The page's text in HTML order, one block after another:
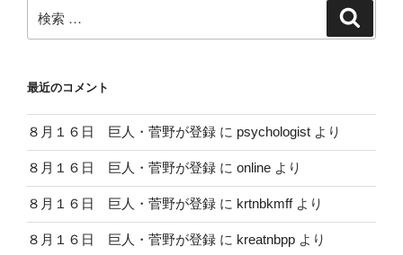
索:
最近のコメント
８月１６日 巨人・菅野が登録 に psychologist より
８月１６日 巨人・菅野が登録 に online より
８月１６日 巨人・菅野が登録 に krtnbkmffより
８月１６日 巨人・菅野が登録 に kreatnbpp より